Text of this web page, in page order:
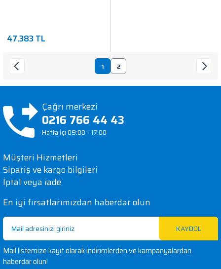
47.383 TL
1 2
Çağrı merkezi
0216 766 44 43
Hafta İçi 09:00 - 17:00
Müşteri Hizmetleri
Sipariş ve kargo bilgileri
İptal veya iade
En iyi fırsatlarımızdan haberdar olun
KAYDOL
Mail listemize kayıt olarak indirimlerden ve kampanyalardan
haberdar olun!